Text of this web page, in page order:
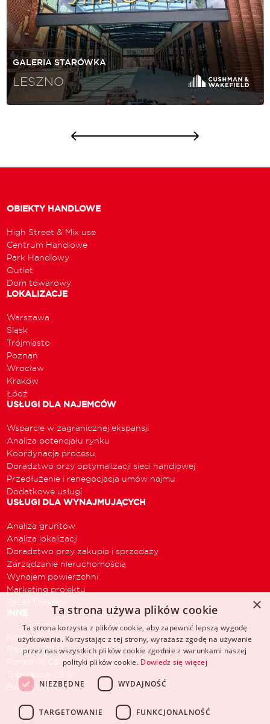
GALERIA STARÓWKA
LESZNO
OBIEKTY HANDLOWE
High Street & Mix use
Centrum Handlowe
Park Handlowy
Outlet
Dom towarowy
LOKALIZACJE
Warszawa
Śląsk
Trójmiasto
Poznań
Wrocław
Kraków
Łódź
USŁUGI DLA NAJEMCÓW
Wsparcie w zagranicznej ekspansji
Analiza potencjału rynku
Koordynacja procesu
Doradztwo przy optymalizacji sieci handlowej
Przedłużenie i renegocjacja umów najmu
Dodatkowe usługi
USŁUGI DLA WYNAJMUJĄCYCH
Analiza gruntów
Analiza lokalizacji
Doradztwo przy zakupie i sprzedaży
Zarządzanie nieruchomością
Wynajem powierzchni
Marketing projektu
Retail Therapy
INNE
Kontakt
Raporty C&W
Poradniki C&W
Transakcje C&W
Eventy C&W
×
Ta strona używa plików cookie
Ta strona korzysta z plików cookie, aby zapewnić lepszą wygodę
użytkowania. Korzystając z tej strony, wyrażasz zgodę na używanie
przez nas wszystkich plików cookie zgodnie z warunkami naszej
polityki plików cookie. Dowiedz się więcej
NIEZBĘDNE WYDAJNOŚĆ
TARGETOWANIE FUNKCJONALNOŚĆ